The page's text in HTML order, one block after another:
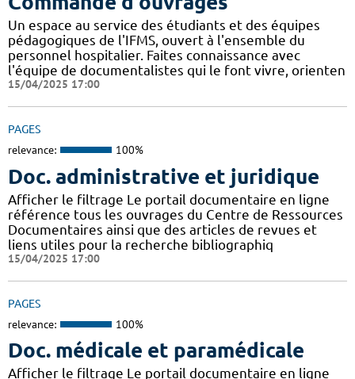
Un espace au service des étudiants et des équipes
pédagogiques de l'IFMS, ouvert à l'ensemble du
personnel hospitalier. Faites connaissance avec
l'équipe de documentalistes qui le font vivre, orienten
15/04/2025 17:00
PAGES
relevance: 100%
Doc. administrative et juridique
Afficher le filtrage Le portail documentaire en ligne
référence tous les ouvrages du Centre de Ressources
Documentaires ainsi que des articles de revues et
liens utiles pour la recherche bibliographiq
15/04/2025 17:00
PAGES
relevance: 100%
Doc. médicale et paramédicale
Afficher le filtrage Le portail documentaire en ligne